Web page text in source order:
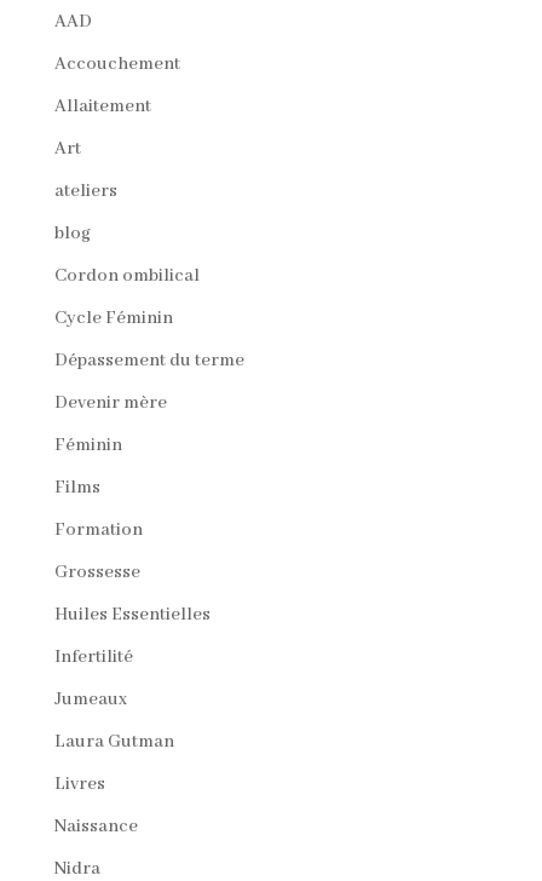
AAD
Accouchement
Allaitement
Art
ateliers
blog
Cordon ombilical
Cycle Féminin
Dépassement du terme
Devenir mère
Féminin
Films
Formation
Grossesse
Huiles Essentielles
Infertilité
Jumeaux
Laura Gutman
Livres
Naissance
Nidra